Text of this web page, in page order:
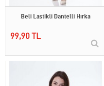
Beli Lastikli Dantelli Hırka
99,90 TL